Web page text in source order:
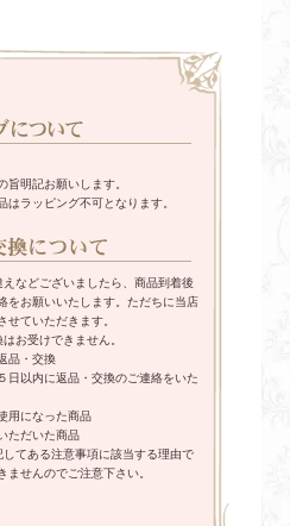
旨明記お願いします。
はラッピング不可となります。
などございましたら、商品到着後
をお願いいたします。ただちに当店
せていただきます。
お受けできません。
品・交換
日以内に返品・交換のご連絡をいた
用になった商品
ただいた商品
てある注意事項に該当する理由で
ませんのでご注意下さい。